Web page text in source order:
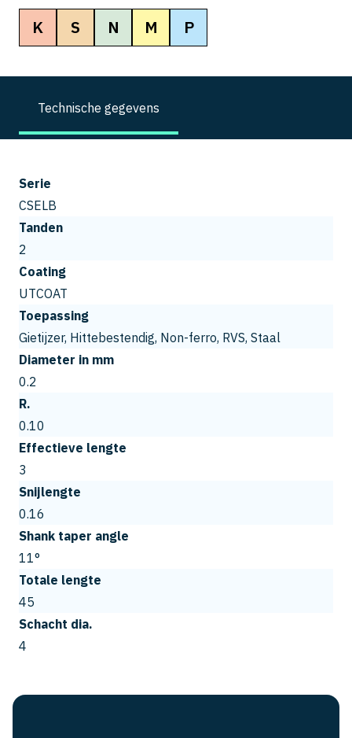
K S N M P
Technische gegevens
Serie
CSELB
Tanden
2
Coating
UTCOAT
Toepassing
Gietijzer, Hittebestendig, Non-ferro, RVS, Staal
Diameter in mm
0.2
R.
0.10
Effectieve lengte
3
Snijlengte
0.16
Shank taper angle
11°
Totale lengte
45
Schacht dia.
4